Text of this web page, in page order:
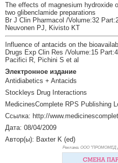
The effects of magnesium hydroxide
two glibenclamide preparations
Br J Clin Pharmacol /Volume:32
Neuvonen PJ, Kivisto KT
Influence of antacids on the
Drugs Exp Clin Res /Volume:15
Pacifici R, Pichini S et al
Электронное издание
Antidiabetics + Antacids
Stockleys Drug Interactions
MedicinesComplete RPS Publishing
Ссылка: http://
Дата: 08/04/2009
Автор(ы): Baxter K (ed)
Реклама. ООО "ПРОМОМЕД